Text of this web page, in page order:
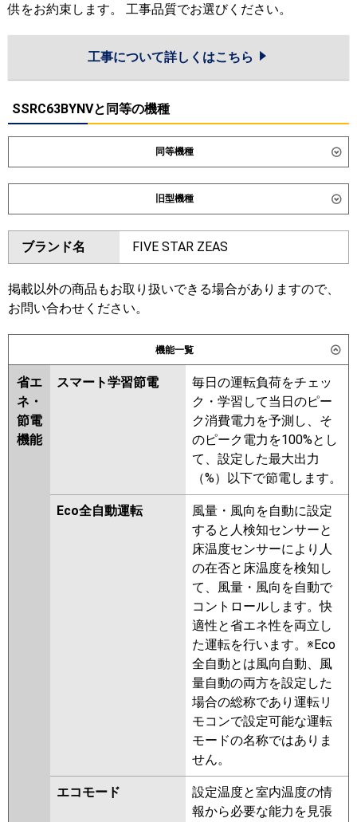
供をお約束します。 工事品質でお選びください。
工事について詳しくはこちら
SSRC63BYNVと同等の機種
同等機種
ダイキン SSRC63DNV SSRC63DV
SSRUC63DV
東芝
GUXA06313J1XU
GUXA06313J1MUB
GUXA06313JP1MUB
ZRMP63SHF6
ZRMP63SHBF6 PLZ-
ZRMP63SHFG6
日立 RCI-GP63RGHJ9
三菱重工 FDTZ636HK6SA
FDTZ636HK6SA-
FDTZ636HK6SA-osj
FDTZ636HK6SA-rak
パナソニック PA-P63U7SGNCX PA-P63U7SGC
PA-P63U7SGNC
旧型機種
ダイキン SSRC63CV SSRC63CNV
SSRUC63CV SSRC63BYV
SSRUC63BYV SSRC63BJNV
SSRC63BJV SSRJC63BJV
SSRJC63BFV
SSRC63BCNV
東芝 GUXA06313JXU GUXA06313JMUB
GUXA06313JPMUB
GUXA06313JPXU
RUXA06333JMUB
RUXA06333JMU RUXA06333JXU
PLZ-ZRMP63SHLF5
PLZ-
ZRMP63SHF5 PLZ-
ZRMP63SHBF5
PLZ-
ZRMP63SHFG5 PLZ-
ZRMP63SHF4 PLZ-
ZRMP63SHLF4 PLZ-
ZRMP63SHBF4 PLZ-
ZRMP63SHFG4 PLZ-
ZRMP63SHF3 PLZ-
ZRMP63SHLF3 PLZ-
ZRMP63SHFG3 PLZ-
ZRMP63SHLF2 PLZ-
ZRMP63SHF2 PLZ-
ZRMP63SHFG2 PLZ-
ZRMP63SEFZ
ZRMP63SELFZ PLZ-
ZRMP63SEFGZ PLZ-
ZRMP63SELFGZ PLZ-
ブランド名 FIVE STAR ZEAS
掲載以外の商品もお取り扱いできる場合がありますので、
お問い合わせください。
機能一覧
省エ
ネ・
節電
機能
スマート学習節電
毎日の運転負荷をチェッ
ク・学習して当日のピー
ク消費電力を予測し、そ
のピーク電力を100%とし
て、設定した最大出力
（%）以下で節電します。
Eco全自動運転
風量・風向を自動に設定
すると人検知センサーと
床温度センサーにより人
の在否と床温度を検知し
て、風量・風向を自動で
コントロールします。快
適性と省エネ性を両立し
た運転を行います。※Eco
全自動とは風向自動、風
量自動の両方を設定した
場合の総称であり運転リ
モコンで設定可能な運転
モードの名称ではありま
せん。
エコモード
設定温度と室内温度の情
報から必要な能力を見張